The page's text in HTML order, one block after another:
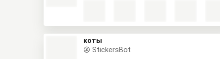
коты
StickersBot